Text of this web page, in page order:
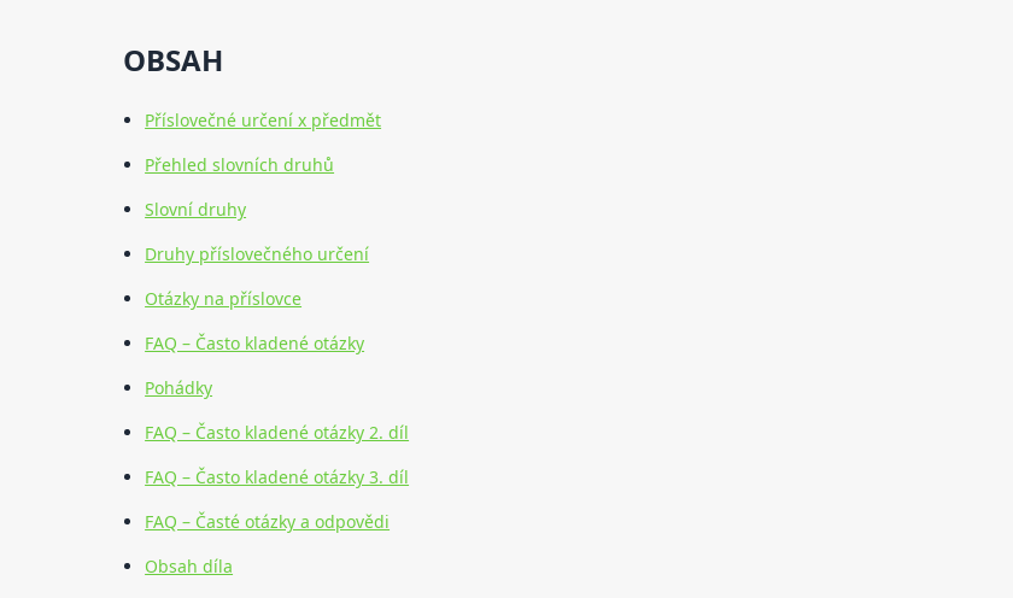
OBSAH
Příslovečné určení x předmět
Přehled slovních druhů
Slovní druhy
Druhy příslovečného určení
Otázky na příslovce
FAQ – Často kladené otázky
Pohádky
FAQ – Často kladené otázky 2. díl
FAQ – Často kladené otázky 3. díl
FAQ – Časté otázky a odpovědi
Obsah díla